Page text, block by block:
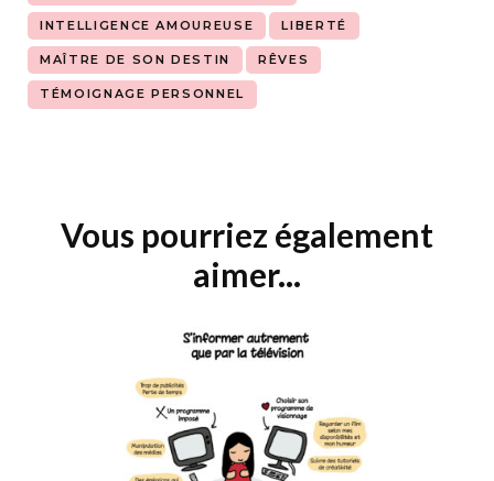
INTELLIGENCE AMOUREUSE LIBERTÉ
MAÎTRE DE SON DESTIN RÊVES
TÉMOIGNAGE PERSONNEL
Navigation
Vous pourriez également
aimer...